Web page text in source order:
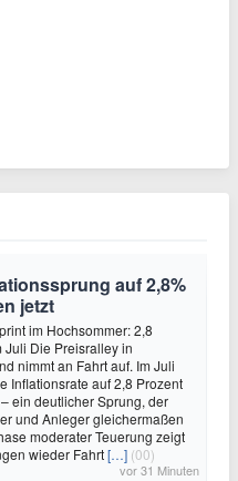
auf 2,8%
jetzt
im Hochsommer: 2,8
Juli Die Preisralley in
nimmt an Fahrt auf. Im Juli
Inflationsrate auf 2,8 Prozent
ein deutlicher Sprung, der
und Anleger gleichermaßen
moderater Teuerung zeigt
wieder Fahrt[…] (00)
vor 31 Minuten